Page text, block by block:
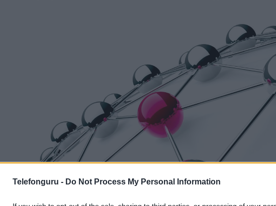
Telefonguru - Do Not Process My Personal Information